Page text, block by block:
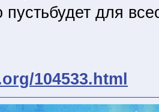
пустьбудет для
104533.html